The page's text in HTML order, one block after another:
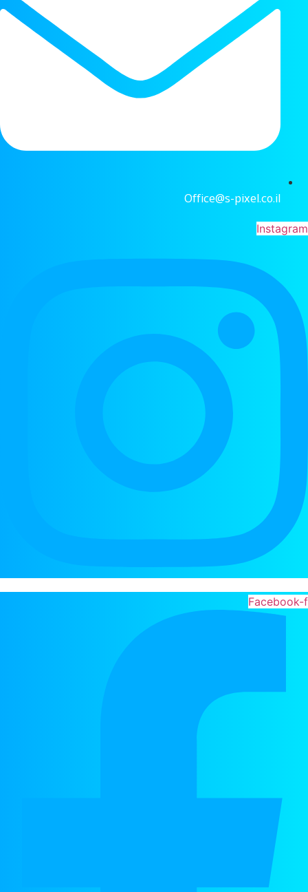
Office@s-pixel.co.il
Instagram
Facebook-f